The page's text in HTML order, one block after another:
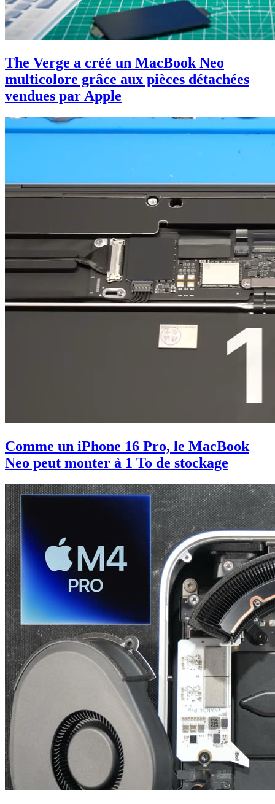
The Verge a créé un MacBook Neo
multicolore grâce aux pièces détachées
vendues par Apple
Comme un iPhone 16 Pro, le MacBook
Neo peut monter à 1 To de stockage